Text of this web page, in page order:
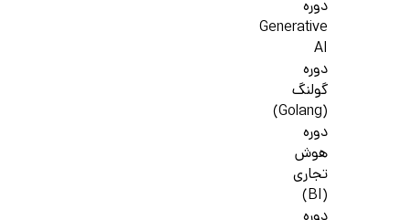
دوره
Generative
AI
دوره
گولنگ
(Golang)
دوره
هوش
تجاری
(BI)